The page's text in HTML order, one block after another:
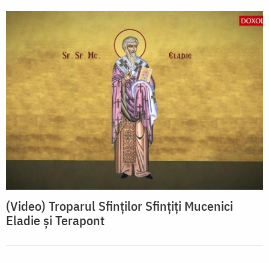
(Video) Troparul Sfinților Sfințiți Mucenici
Eladie și Terapont